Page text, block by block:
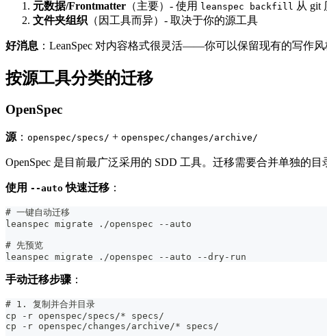
元数据/Frontmatter （主要）- 使用 leanspec backfill 从 git
文件夹组织 （因工具而异）- 取决于你的源工具
好消息 ：LeanSpec 对内容格式很灵活——你可以保留现有的写作风
按源工具分类的迁移
OpenSpec
源 ： openspec/specs/ + openspec/changes/archive/
OpenSpec 是目前最广泛采用的 SDD 工具。迁移需要合并单独的目
使用 --auto 快速迁移 ：
# 一键自动迁移
leanspec migrate ./openspec --auto
# 先预览
leanspec migrate ./openspec --auto --dry-run
手动迁移步骤 ：
# 1. 复制并合并目录
cp -r openspec/specs/* specs/
cp -r openspec/changes/archive/* specs/